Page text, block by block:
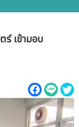
ร์ เข้ามอบ